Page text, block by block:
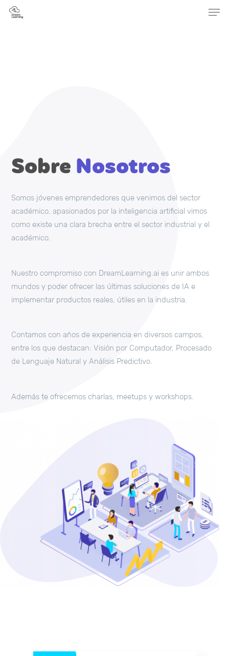
Sobre Nosotros
Somos jóvenes emprendedores que venimos del sector
académico, apasionados por la inteligencia artificial vimos
como existe una clara brecha entre el sector industrial y el
académico.
Nuestro compromiso con DreamLearning.ai es unir ambos
mundos y poder ofrecer las últimas soluciones de IA e
implementar productos reales, útiles en la industria.
Contamos con años de experiencia en diversos campos,
entre los que destacan: Visión por Computador, Procesado
de Lenguaje Natural y Análisis Predictivo.
Además te ofrecemos charlas, meetups y workshops.